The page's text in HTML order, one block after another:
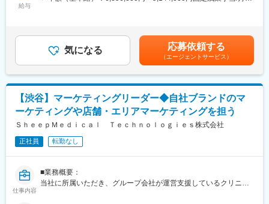
そのため、「来院率」や「契約率」、売上といった事業の根幹デ
ータまで把握したマーケティングが可能です。
そのデータを武器に、事業収益に直結する本質的な分析・施策を
立案し、自分の運用でクリニックのリードが増え、契約数が伸
び、売上が上がっていくという手触り感を感じられる業務です。
変更の範囲：会社の定める業務
メントをお任せします。
矯正器具の製造・販売を行っています。
キレイライン矯正は、美容クリニックや大手脱毛クリニックの立
ち上げを行った医師でもある当社CEOと、業界で名前の知られる
マーケティング会社の代表がタッグを組み「矯正を通じて笑顔に
なる人を増やしたい」という志によって生まれたブランドです。
『高額でハードルが高い』という従来のイメージを変え、多くの
方の歯の悩みを解決したいとブランドを育ててきた結果、既に10
万人以上の患者様が笑顔になるお手伝いをしてきました。
2022年6月にマーケティングに特化した子会社である
SheepMedical Technologies株式会社を設立、また同年9月にはク
給与
金はあくまでも目安の金額であり、選考を通じて上下する可能性
があります。月給(月額)は固定手当を含めた表記です。
気になる 応募依頼する
（エージェントサービス）
【渋谷】マーケティングリーダー◆自社ブランドのマ
ーケティングや店舗・エリアマーケティングを担う
ＳｈｅｅｐＭｅｄｉｃａｌ Ｔｅｃｈｎｏｌｏｇｉｅｓ株式会社
正社員 転勤なし
仕事内容
■業務概要：
当社に所属いただき、グループ会社が運営支援しているクリニッ